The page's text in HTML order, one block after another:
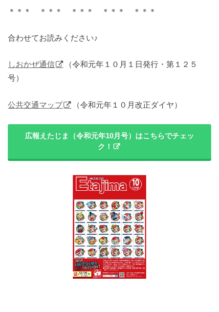
＊＊＊ ＊＊＊ ＊＊＊ ＊＊＊ ＊＊＊
合わせてお読みください♪
しおかぜ通信
（令和元年１０月１日発行・第１２５
号）
公共交通マップ （令和元年１０月改正ダイヤ）
広報えたじま（令和元年10月号）はこちらでチェッ
ク！